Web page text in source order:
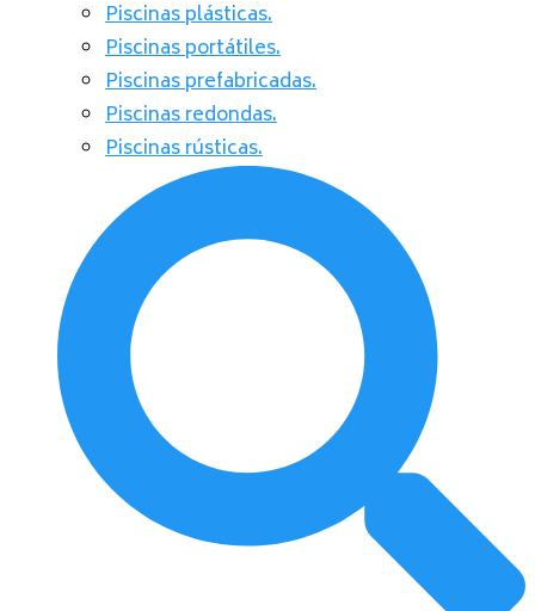
Piscinas plásticas.
Piscinas portátiles.
Piscinas prefabricadas.
Piscinas redondas.
Piscinas rústicas.